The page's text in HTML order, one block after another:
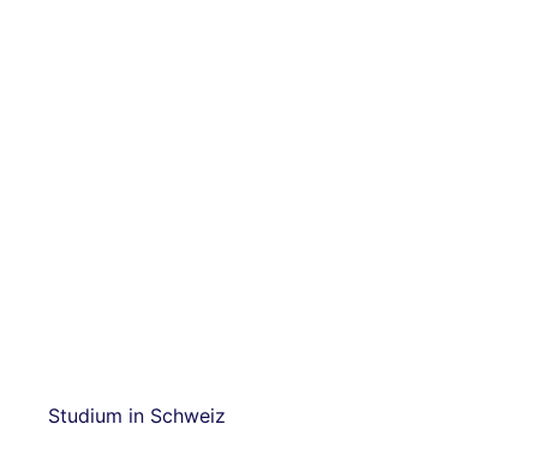
Studium in Schweiz